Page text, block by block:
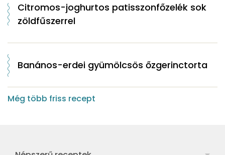
Citromos-joghurtos patisszonfőzelék sok
zöldfűszerrel
Banános-erdei gyümölcsös őzgerinctorta
Még több friss recept